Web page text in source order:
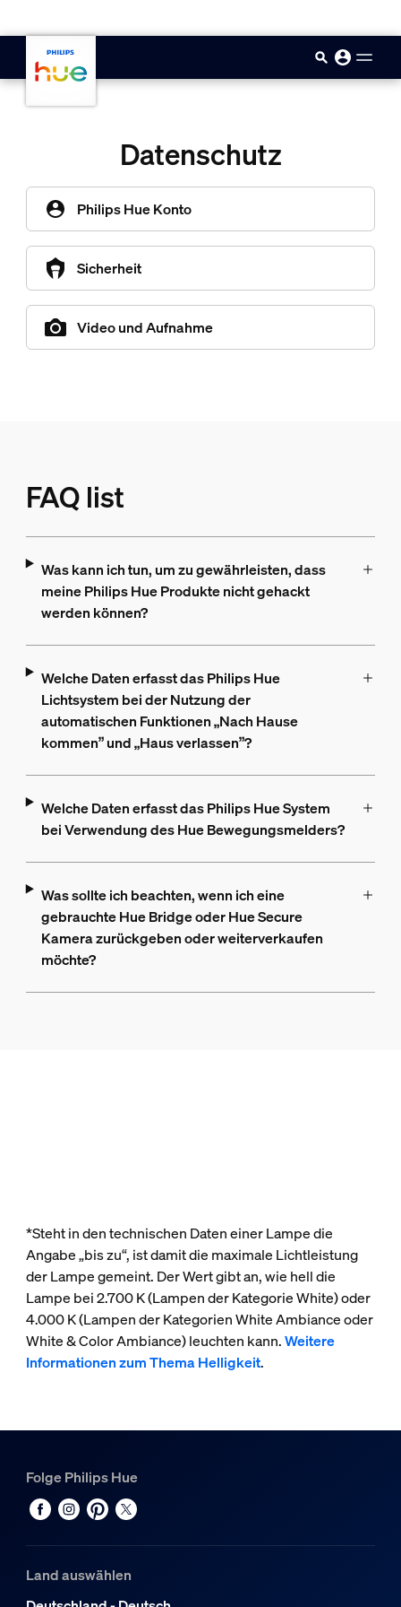
Datenschutz
Philips Hue Konto
Sicherheit
Video und Aufnahme
FAQ list
Was kann ich tun, um zu gewährleisten, dass
meine Philips Hue Produkte nicht gehackt
werden können?
Welche Daten erfasst das Philips Hue
Lichtsystem bei der Nutzung der
automatischen Funktionen „Nach Hause
kommen” und „Haus verlassen”?
Welche Daten erfasst das Philips Hue System
bei Verwendung des Hue Bewegungsmelders?
Was sollte ich beachten, wenn ich eine
gebrauchte Hue Bridge oder Hue Secure
Kamera zurückgeben oder weiterverkaufen
möchte?
*Steht in den technischen Daten einer Lampe die
Angabe „bis zu“, ist damit die maximale Lichtleistung
der Lampe gemeint. Der Wert gibt an, wie hell die
Lampe bei 2.700 K (Lampen der Kategorie White) oder
4.000 K (Lampen der Kategorien White Ambiance oder
White & Color Ambiance) leuchten kann.Weitere
Informationen zum Thema Helligkeit.
Folge Philips Hue
Land auswählen